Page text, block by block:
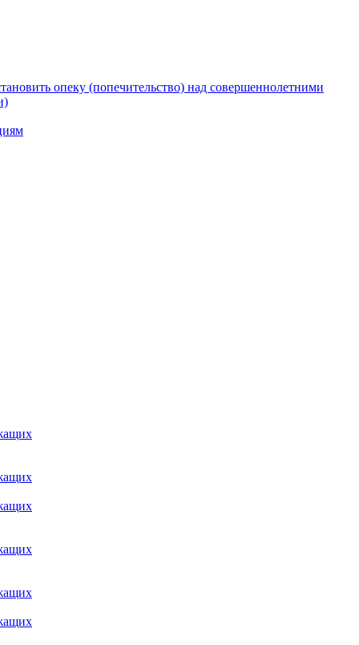
опеку (попечительство) над совершеннолетними